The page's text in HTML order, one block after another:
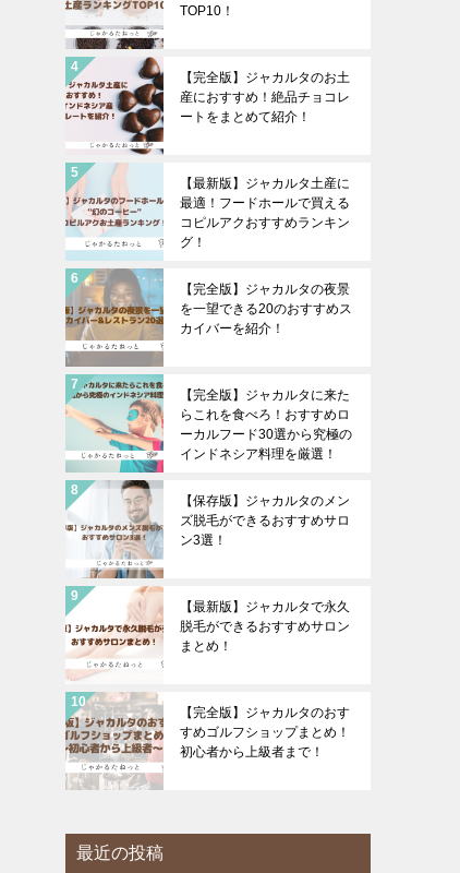
TOP10！
【完全版】ジャカルタのお土
産におすすめ！絶品チョコレ
ートをまとめて紹介！
【最新版】ジャカルタ土産に
最適！フードホールで買える
コピルアクおすすめランキン
グ！
【完全版】ジャカルタの夜景
を一望できる20のおすすめス
カイバーを紹介！
【完全版】ジャカルタに来た
らこれを食べろ！おすすめロ
ーカルフード30選から究極の
インドネシア料理を厳選！
【保存版】ジャカルタのメン
ズ脱毛ができるおすすめサロ
ン3選！
【最新版】ジャカルタで永久
脱毛ができるおすすめサロン
まとめ！
【完全版】ジャカルタのおす
すめゴルフショップまとめ！
初心者から上級者まで！
最近の投稿